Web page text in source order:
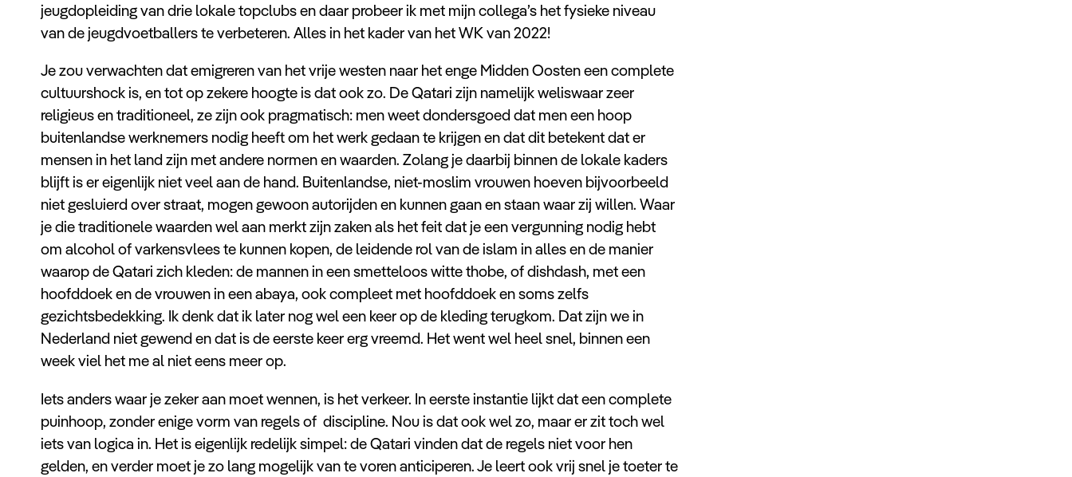
jeugdopleiding van drie lokale topclubs en daar probeer ik met mijn collega’s het fysieke niveau
van de jeugdvoetballers te verbeteren. Alles in het kader van het WK van 2022!
Je zou verwachten dat emigreren van het vrije westen naar het enge Midden Oosten een complete
cultuurshock is, en tot op zekere hoogte is dat ook zo. De Qatari zijn namelijk weliswaar zeer
religieus en traditioneel, ze zijn ook pragmatisch: men weet dondersgoed dat men een hoop
buitenlandse werknemers nodig heeft om het werk gedaan te krijgen en dat dit betekent dat er
mensen in het land zijn met andere normen en waarden. Zolang je daarbij binnen de lokale kaders
blijft is er eigenlijk niet veel aan de hand. Buitenlandse, niet-moslim vrouwen hoeven bijvoorbeeld
niet gesluierd over straat, mogen gewoon autorijden en kunnen gaan en staan waar zij willen. Waar
je die traditionele waarden wel aan merkt zijn zaken als het feit dat je een vergunning nodig hebt
om alcohol of varkensvlees te kunnen kopen, de leidende rol van de islam in alles en de manier
waarop de Qatari zich kleden: de mannen in een smetteloos witte thobe, of dishdash, met een
hoofddoek en de vrouwen in een abaya, ook compleet met hoofddoek en soms zelfs
gezichtsbedekking. Ik denk dat ik later nog wel een keer op de kleding terugkom. Dat zijn we in
Nederland niet gewend en dat is de eerste keer erg vreemd. Het went wel heel snel, binnen een
week viel het me al niet eens meer op.
Iets anders waar je zeker aan moet wennen, is het verkeer. In eerste instantie lijkt dat een complete
puinhoop, zonder enige vorm van regels of discipline. Nou is dat ook wel zo, maar er zit toch wel
iets van logica in. Het is eigenlijk redelijk simpel: de Qatari vinden dat de regels niet voor hen
gelden, en verder moet je zo lang mogelijk van te voren anticiperen. Je leert ook vrij snel je toeter te